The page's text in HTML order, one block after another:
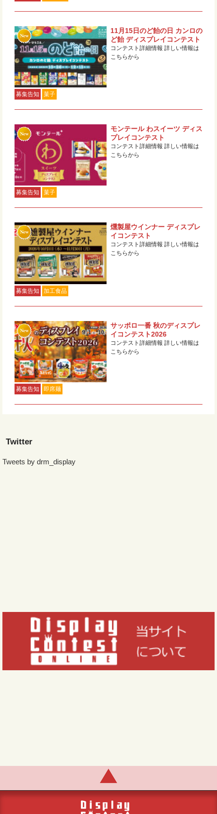
募集告知 菓子
11月15日のど飴の日 カンロの
ど飴 ディスプレイコンテスト
コンテスト詳細情報 詳しい情報は
こちらから
募集告知 菓子
モンテール わスイーツ ディス
プレイコンテスト
コンテスト詳細情報 詳しい情報は
こちらから
募集告知 加工食品
燻製屋ウインナー ディスプレ
イコンテスト
コンテスト詳細情報 詳しい情報は
こちらから
募集告知 即席麺
サッポロ一番 秋のディスプレ
イコンテスト2026
コンテスト詳細情報 詳しい情報は
こちらから
Twitter
Tweets by drm_display